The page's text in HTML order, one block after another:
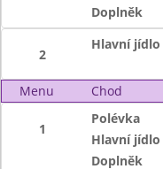
Doplněk
2
Hlavní jídlo
Menu Chod
1
Polévka
Hlavní jídlo
Doplněk